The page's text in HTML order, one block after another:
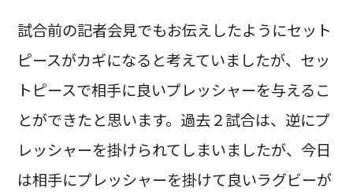
試合前の記者会見でもお伝えしたようにセット
ピースがカギになると考えていましたが、セッ
トピースで相手に良いプレッシャーを与えるこ
とができたと思います。過去２試合は、逆にプ
レッシャーを掛けられてしまいましたが、今日
は相手にプレッシャーを掛けて良いラグビーが